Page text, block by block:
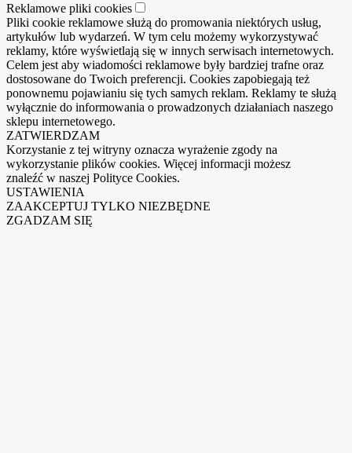
Reklamowe pliki cookies
Pliki cookie reklamowe służą do promowania niektórych usług,
artykułów lub wydarzeń. W tym celu możemy wykorzystywać
reklamy, które wyświetlają się w innych serwisach internetowych.
Celem jest aby wiadomości reklamowe były bardziej trafne oraz
dostosowane do Twoich preferencji. Cookies zapobiegają też
ponownemu pojawianiu się tych samych reklam. Reklamy te służą
wyłącznie do informowania o prowadzonych działaniach naszego
sklepu internetowego.
ZATWIERDZAM
Korzystanie z tej witryny oznacza wyrażenie zgody na
wykorzystanie plików cookies. Więcej informacji możesz
znaleźć w naszej Polityce Cookies.
USTAWIENIA
ZAAKCEPTUJ TYLKO NIEZBĘDNE
ZGADZAM SIĘ